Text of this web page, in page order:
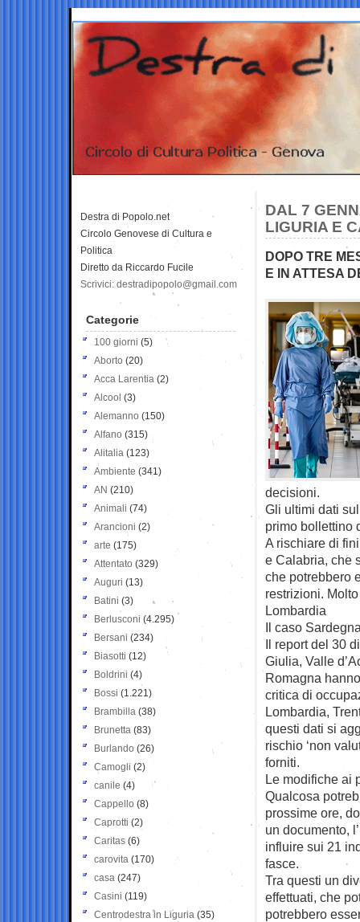
DAL 7
LIGURIA E
DOPO TRE
E IN ATTESA
decisioni.
Gli ultimi dati
primo bollettino
A rischiare di
e Calabria, che
che potrebbero
restrizioni.
Lombardia
Il caso
Il report del 30
Giulia, Valle
Romagna
critica di
Lombardia,
questi dati si
rischio ‘non
forniti.
Le modifiche ai
Qualcosa
prossime ore,
un documento,
influire sui 21
fasce.
Tra questi un
effettuati, che
potrebbero
Destra di Popolo.net
Circolo Genovese di Cultura e
Politica
Diretto da Riccardo Fucile
Scrivici: destradipopolo@gmail.com
Categorie
100 giorni (5)
Aborto (20)
Acca Larentia (2)
Alcool (3)
Alemanno (150)
Alfano (315)
Alitalia (123)
Ambiente (341)
AN (210)
Animali (74)
Arancioni (2)
arte (175)
Attentato (329)
Auguri (13)
Batini (3)
Berlusconi (4.295)
Bersani (234)
Biasotti (12)
Boldrini (4)
Bossi (1.221)
Brambilla (38)
Brunetta (83)
Burlando (26)
Camogli (2)
canile (4)
Cappello (8)
Caprotti (2)
Caritas (6)
carovita (170)
casa (247)
Casini (119)
Centrodestra in Liguria (35)